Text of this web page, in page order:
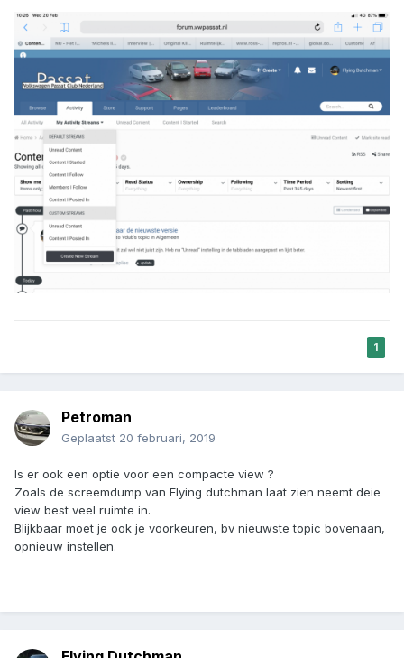
1
Petroman
Geplaatst 20 februari, 2019
Is er ook een optie voor een compacte view ?
Zoals de screemdump van Flying dutchman laat zien neemt deie
view best veel ruimte in.
Blijkbaar moet je ook je voorkeuren, bv nieuwste topic bovenaan,
opnieuw instellen.